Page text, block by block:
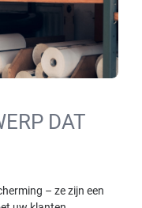
DAT
– ze zijn een